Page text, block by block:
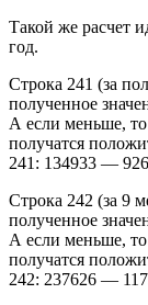
Такой же расчет
год.
Строка 241 (за
полученное
А если меньше,
получатся
241: 134933 —
Строка 242 (за 9
полученное
А если меньше,
получатся
242: 237626 —